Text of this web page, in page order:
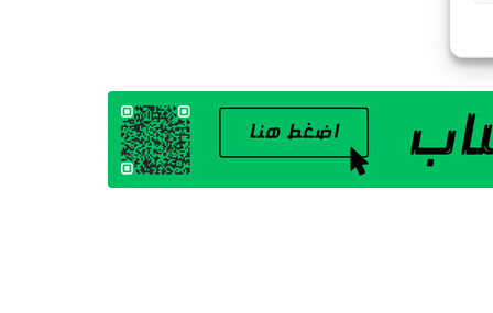
E